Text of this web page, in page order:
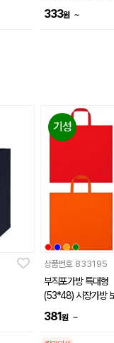
333원 ~
기성
상품번호 833195
부직포가방 특대형
(53*48) 시장가방
인쇄제작가능
381원 ~